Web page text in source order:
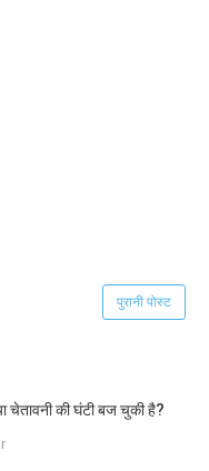
पुरानी पोस्ट
चेतावनी की घंटी बज चुकी है?